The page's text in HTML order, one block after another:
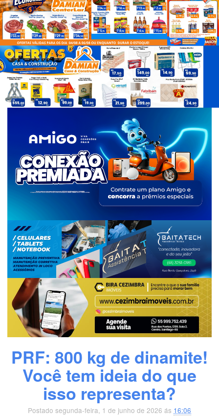
d
e
a
g
s
PRF: 800 kg de dinamite!
Você tem ideia do que
isso representa?
Postado segunda-feira, 1 de junho de 2026 ás 16:06